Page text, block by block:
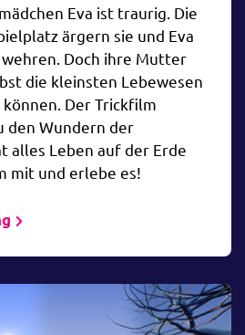
Eva ist traurig. Die
ärgern sie und Eva
Doch ihre Mutter
die kleinsten Lebewesen
Der Trickfilm
den Wundern der
alles Leben auf der Erde
mit und erlebe es!